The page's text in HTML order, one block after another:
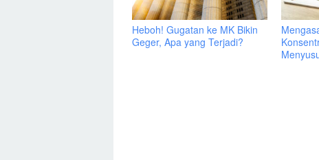
Heboh! Gugatan ke MK Bikin
Geger, Apa yang Terjadi?